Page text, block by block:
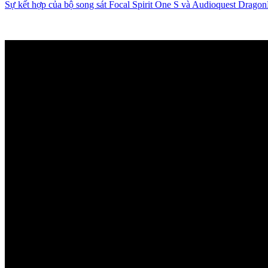
Sự kết hợp của bộ song sát Focal Spirit One S và Audioquest